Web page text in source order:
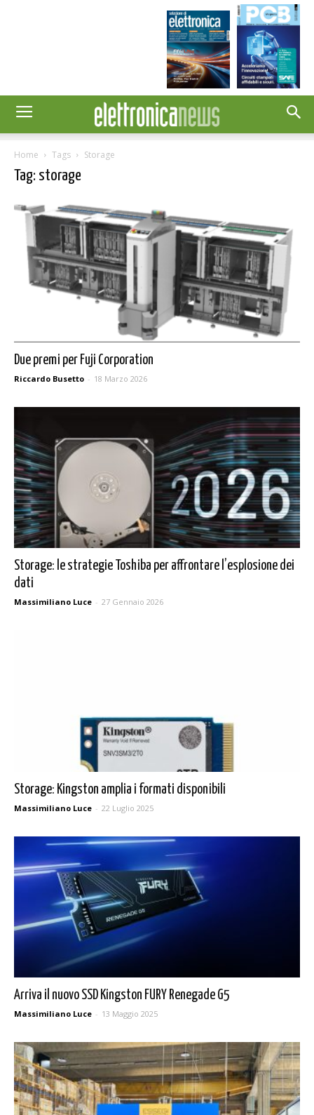
Home Tags Storage
Tag: storage
Due premi per Fuji Corporation
Riccardo Busetto - 18 Marzo 2026
Storage: le strategie Toshiba per affrontare l’esplosione dei
dati
Massimiliano Luce - 27 Gennaio 2026
Storage: Kingston amplia i formati disponibili
Massimiliano Luce - 22 Luglio 2025
Arriva il nuovo SSD Kingston FURY Renegade G5
Massimiliano Luce - 13 Maggio 2025